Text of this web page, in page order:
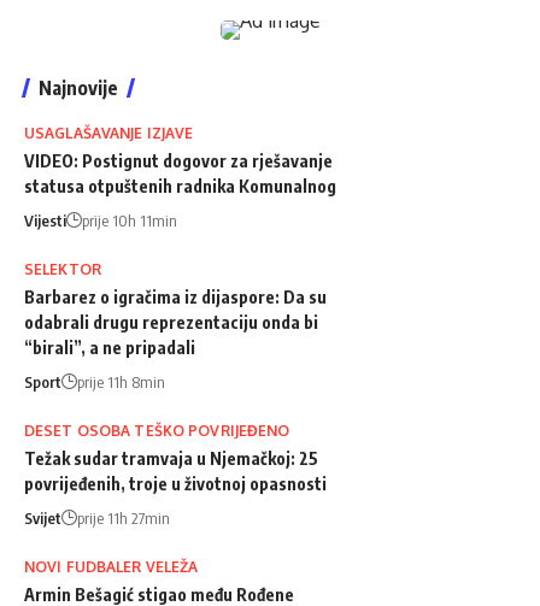
Najnovije
USAGLAŠAVANJE IZJAVE
VIDEO: Postignut dogovor za rješavanje
statusa otpuštenih radnika Komunalnog
Vijesti prije 10h 11min
SELEKTOR
Barbarez o igračima iz dijaspore: Da su
odabrali drugu reprezentaciju onda bi
“birali”, a ne pripadali
Sport prije 11h 8min
DESET OSOBA TEŠKO POVRIJEĐENO
Težak sudar tramvaja u Njemačkoj: 25
povrijeđenih, troje u životnoj opasnosti
Svijet prije 11h 27min
NOVI FUDBALER VELEŽA
Armin Bešagić stigao među Rođene